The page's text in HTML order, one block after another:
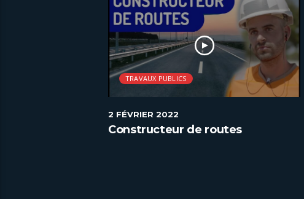
TRAVAUX PUBLICS
2 FÉVRIER 2022
Constructeur de routes